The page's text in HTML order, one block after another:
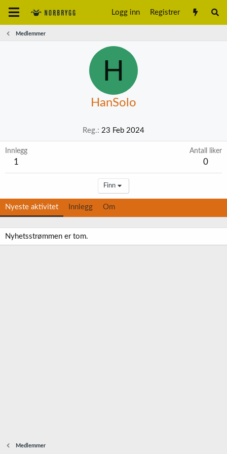
Logg inn Registrer
Medlemmer
H
HanSolo
Reg. 23 Feb 2024
Innlegg
1
Antall liker
0
Finn
Nyeste aktivitet Innlegg Om
Nyhetsstrømmen er tom.
Medlemmer